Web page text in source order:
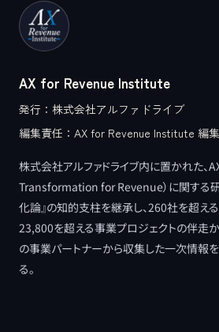
AX for Revenue Institute
発行： 株式会社アルファドライブ
編集責任： AX for Revenue Institute 編
株式会社アルファドライブ内に置かれた、
Transformation for Revenue）に関する
化論』の知的支柱を継承し、260社を超え
23,800を超える事業プロジェクトの伴走
の事業パートナーから収集した一次情報
る。